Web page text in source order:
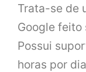
Trata-se de
Google feito
Possui
horas por